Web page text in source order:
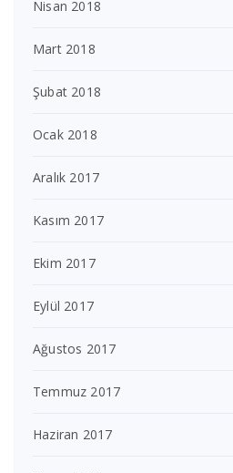
Nisan 2018
Mart 2018
Şubat 2018
Ocak 2018
Aralık 2017
Kasım 2017
Ekim 2017
Eylül 2017
Ağustos 2017
Temmuz 2017
Haziran 2017